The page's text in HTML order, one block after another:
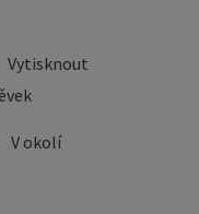
Vytisknout
V okolí